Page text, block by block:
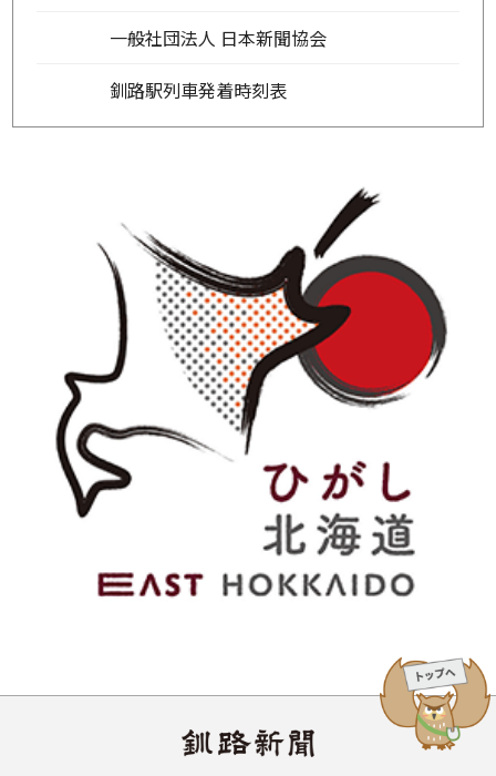
一般社団法人 日本新聞協会
釧路駅列車発着時刻表